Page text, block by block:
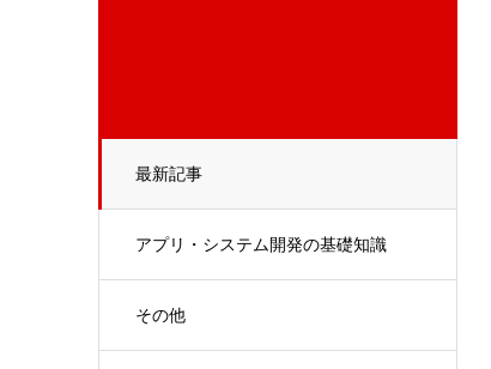
最新記事
アプリ・システム開発の基礎知識
その他